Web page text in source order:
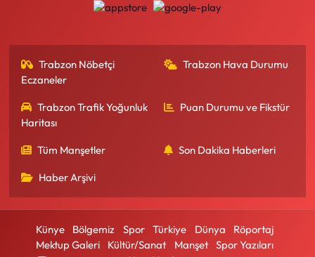
Trabzon Nöbetçi
Eczaneler
Trabzon Hava Durumu
Trabzon Trafik Yoğunluk
Haritası
Puan Durumu ve Fikstür
Tüm Manşetler Son Dakika Haberleri
Haber Arşivi
Künye Bölgemiz Spor Türkiye Dünya
Röportaj
Mektup Galeri
Kültür/Sanat Manşet
Spor Yazıları